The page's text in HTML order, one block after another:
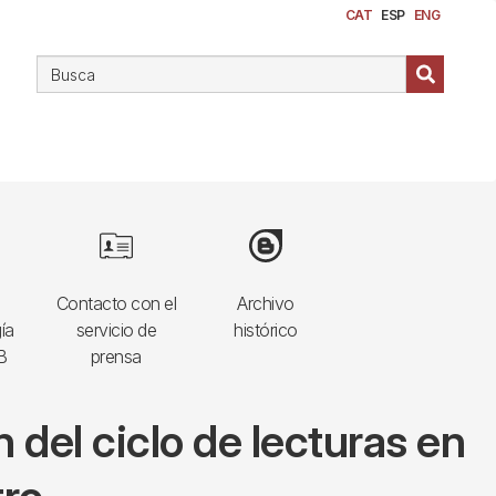
CAT ESP ENG
Contacto con el
servicio de
prensa
Image
Archivo
histórico
Image
del ciclo de lecturas en